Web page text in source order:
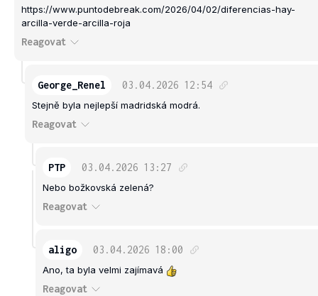
https://www.puntodebreak.com/2026/04/02/diferencias-hay-
arcilla-verde-arcilla-roja
Reagovat
George_Renel 03.04.2026 12:54
Stejně byla nejlepší madridská modrá.
Reagovat
PTP 03.04.2026 13:27
Nebo božkovská zelená?
Reagovat
aligo 03.04.2026 18:00
Ano, ta byla velmi zajímavá
Reagovat